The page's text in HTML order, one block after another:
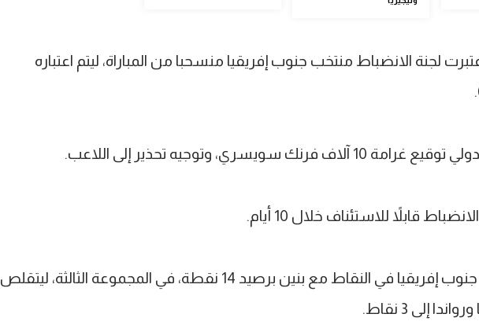
لجنة الانضباط منتخب جنوب إفريقيا منسحبا من المباراة، ليتم اعتباره
فرنك سويسري، وتوجيه تحذير إلى اللاعب.
قابلاً للاستئناف خلال 10 أيام.
وتساوى منتخب جنوب إفريقيا في النقاط مع بنين برصيد 14 نقطة، في المجموعة الثالثة، ليتقلص
إلى 3 نقاط.